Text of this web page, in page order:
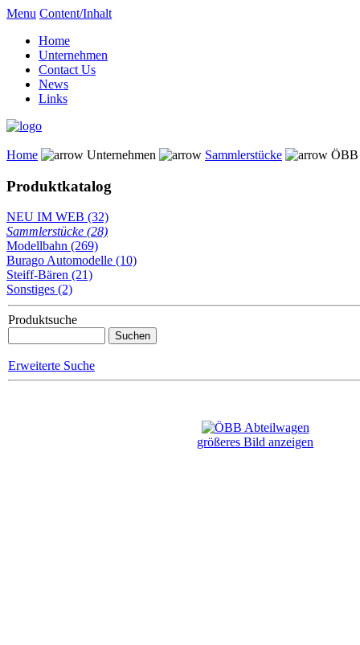
Menu Content/Inhalt
Home
Unternehmen
Contact Us
News
Links
Home Unternehmen Sammlerstücke ÖBB
Produktkatalog
NEU IM WEB (32)
Sammlerstücke (28)
Modellbahn (269)
Burago Automodelle (10)
Steiff-Bären (21)
Sonstiges (2)
Produktsuche
Erweiterte Suche
größeres Bild anzeigen